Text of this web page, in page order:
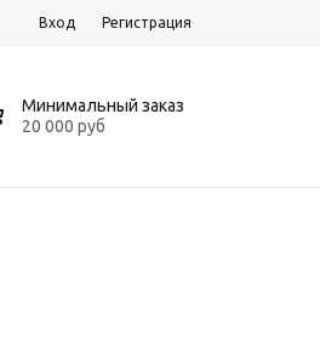
Вход Регистрация
Минимальный заказ
20 000 руб